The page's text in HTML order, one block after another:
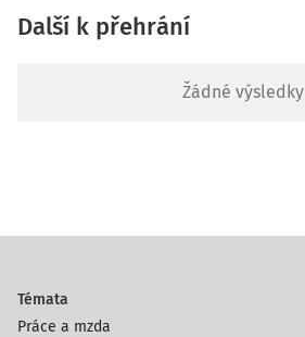
Další k přehrání
Žádné výsledky
Témata
Práce a mzda